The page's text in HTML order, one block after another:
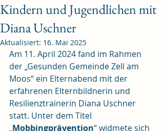
Kindern und Jugendlichen mit
Diana Uschner
Aktualisiert: 16. Mai 2025
Am 11. April 2024 fand im Rahmen
der „Gesunden Gemeinde Zell am
Moos“ ein Elternabend mit der
erfahrenen Elternbildnerin und
Resilienztrainerin Diana Uschner
statt. Unter dem Titel
„Mobbingprävention“ widmete sich